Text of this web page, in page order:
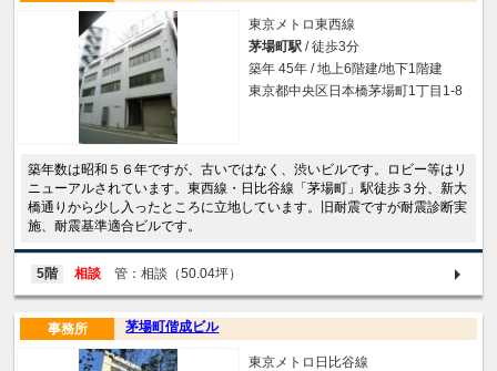
東京メトロ東西線
茅場町駅 / 徒歩3分
築年 45年 / 地上6階建/地下1階建
東京都中央区日本橋茅場町1丁目1-8
築年数は昭和５６年ですが、古いではなく、渋いビルです。ロビー等はリ
ニューアルされています。東西線・日比谷線「茅場町」駅徒歩３分、新大
橋通りから少し入ったところに立地しています。旧耐震ですが耐震診断実
施、耐震基準適合ビルです。
5階 相談 管：相談（50.04坪）
茅場町偕成ビル
事務所
東京メトロ日比谷線